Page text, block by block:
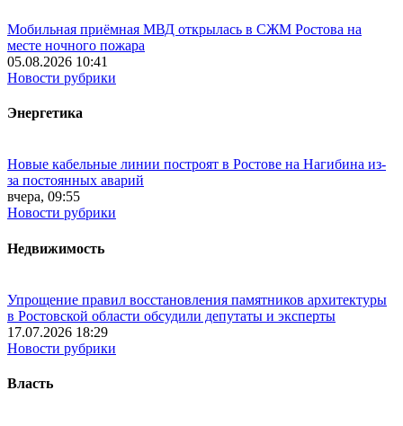
Мобильная приёмная МВД открылась в СЖМ Ростова на
месте ночного пожара
05.08.2026 10:41
Новости рубрики
Энергетика
Новые кабельные линии построят в Ростове на Нагибина из-
за постоянных аварий
вчера, 09:55
Новости рубрики
Недвижимость
Упрощение правил восстановления памятников архитектуры
в Ростовской области обсудили депутаты и эксперты
17.07.2026 18:29
Новости рубрики
Власть